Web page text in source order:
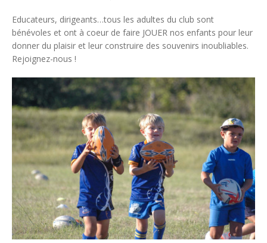
Educateurs, dirigeants…tous les adultes du club sont
bénévoles et ont à coeur de faire JOUER nos enfants pour leur
donner du plaisir et leur construire des souvenirs inoubliables.
Rejoignez-nous !